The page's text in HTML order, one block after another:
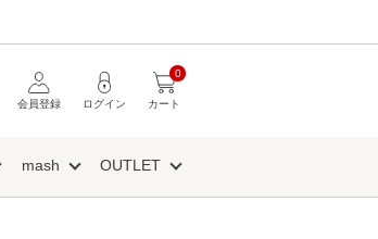
カート
0
ログイン
会員登録
mash OUTLET